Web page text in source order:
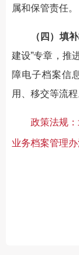
属和保管责任。
（四）填补
建设”专章，推
障电子档案信
用、移交等流程
政策法规
业务档案管理